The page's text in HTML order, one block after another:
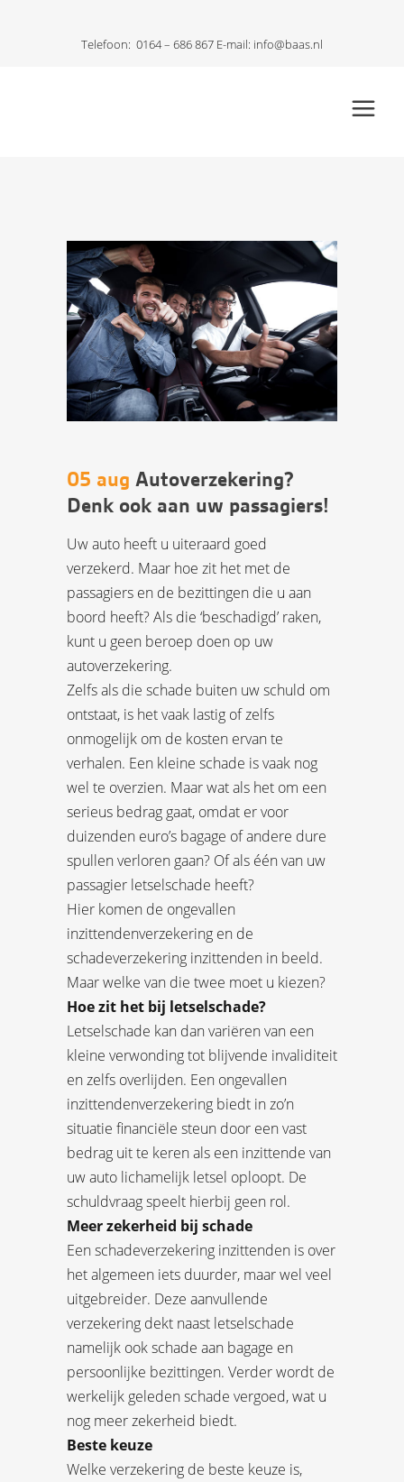
Telefoon: 0164 – 686 867 E-mail: info@baas.nl
05 aug Autoverzekering?
Denk ook aan uw passagiers!
Uw auto heeft u uiteraard goed
verzekerd. Maar hoe zit het met de
passagiers en de bezittingen die u aan
boord heeft? Als die ‘beschadigd’ raken,
kunt u geen beroep doen op uw
autoverzekering.
Zelfs als die schade buiten uw schuld om
ontstaat, is het vaak lastig of zelfs
onmogelijk om de kosten ervan te
verhalen. Een kleine schade is vaak nog
wel te overzien. Maar wat als het om een
serieus bedrag gaat, omdat er voor
duizenden euro’s bagage of andere dure
spullen verloren gaan? Of als één van uw
passagier letselschade heeft?
Hier komen de ongevallen
inzittendenverzekering en de
schadeverzekering inzittenden in beeld.
Maar welke van die twee moet u kiezen?
Hoe zit het bij letselschade?
Letselschade kan dan variëren van een
kleine verwonding tot blijvende invaliditeit
en zelfs overlijden. Een ongevallen
inzittendenverzekering biedt in zo’n
situatie financiële steun door een vast
bedrag uit te keren als een inzittende van
uw auto lichamelijk letsel oploopt. De
schuldvraag speelt hierbij geen rol.
Meer zekerheid bij schade
Een schadeverzekering inzittenden is over
het algemeen iets duurder, maar wel veel
uitgebreider. Deze aanvullende
verzekering dekt naast letselschade
namelijk ook schade aan bagage en
persoonlijke bezittingen. Verder wordt de
werkelijk geleden schade vergoed, wat u
nog meer zekerheid biedt.
Beste keuze
Welke verzekering de beste keuze is,